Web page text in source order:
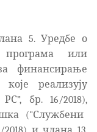
5. Уредбе о
програма или
финансирање
реализују
бр. 16/2018),
("Службени